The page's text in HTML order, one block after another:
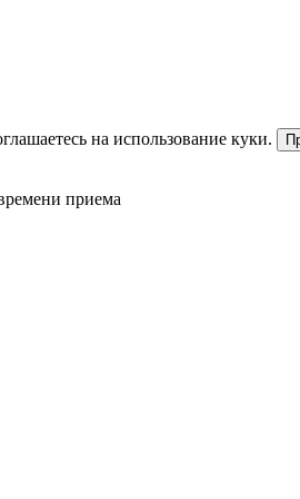
на использование куки.
приема